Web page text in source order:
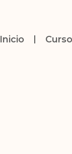
Inicio